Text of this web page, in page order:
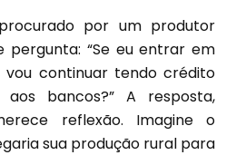
por um produtor
pergunta: “Se eu entrar em
vou continuar tendo crédito
bancos?” A resposta,
reflexão. Imagine o
sua produção rural para